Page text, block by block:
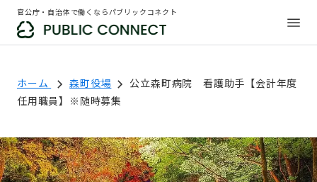
官公庁・自治体で働くならパブリックコネクト
ホーム 森町役場
公立森町病院 看護助手【会計年度
任用職員】※随時募集